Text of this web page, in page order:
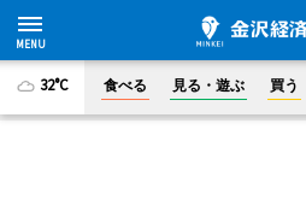
32°C 食べる 見る・遊ぶ 買う